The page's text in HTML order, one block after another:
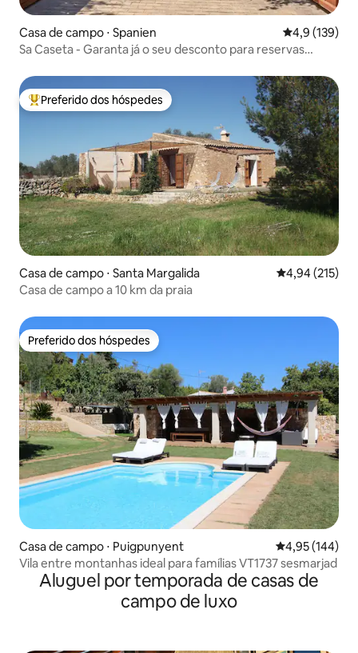
Casa de campo ⋅ Spanien 4,9 de uma
4,9 (139)
Sa Caseta - Garanta já o seu desconto para reservas
Entre os melhores preferidos dos hóspedes
Preferido dos hóspedes
Casa de campo ⋅ Santa Margalida 4,94 de uma
4,94 (215)
Casa de campo a 10 km da praia
Preferido dos hóspedes
Preferido dos hóspedes
Casa de campo ⋅ Puigpunyent 4,95 de uma
4,95 (144)
Vila entre montanhas ideal para famílias VT1737 sesmarjad
Aluguel por temporada de casas de
campo de luxo